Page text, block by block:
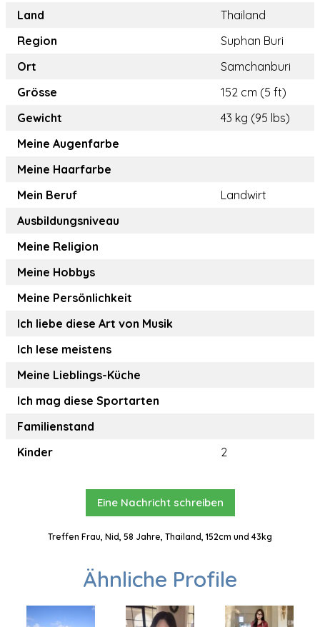
Land
Thailand
Region
Suphan Buri
Ort
Samchanburi
Grösse
152 cm (5 ft)
Gewicht
43 kg (95 lbs)
Meine Augenfarbe
Meine Haarfarbe
Mein Beruf
Landwirt
Ausbildungsniveau
Meine Religion
Meine Hobbys
Meine Persönlichkeit
Ich liebe diese Art von Musik
Ich lese meistens
Meine Lieblings-Küche
Ich mag diese Sportarten
Familienstand
Kinder
2
Eine Nachricht schreiben
Treffen Frau, Nid, 58 Jahre, Thailand, 152cm und 43kg
Ähnliche Profile